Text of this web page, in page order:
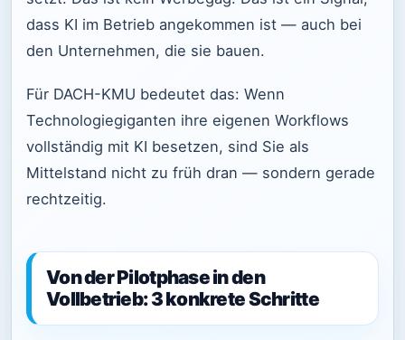
dass KI im Betrieb angekommen ist — auch bei
den Unternehmen, die sie bauen.
Für DACH-KMU bedeutet das: Wenn
Technologiegiganten ihre eigenen Workflows
vollständig mit KI besetzen, sind Sie als
Mittelstand nicht zu früh dran — sondern gerade
rechtzeitig.
Von der Pilotphase in den
Vollbetrieb: 3 konkrete Schritte